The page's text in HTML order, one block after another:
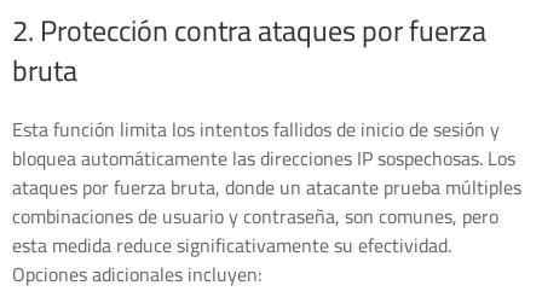
2. Protección contra ataques por fuerza
bruta
Esta función limita los intentos fallidos de inicio de sesión y
bloquea automáticamente las direcciones IP sospechosas. Los
ataques por fuerza bruta, donde un atacante prueba múltiples
combinaciones de usuario y contraseña, son comunes, pero
esta medida reduce significativamente su efectividad.
Opciones adicionales incluyen: